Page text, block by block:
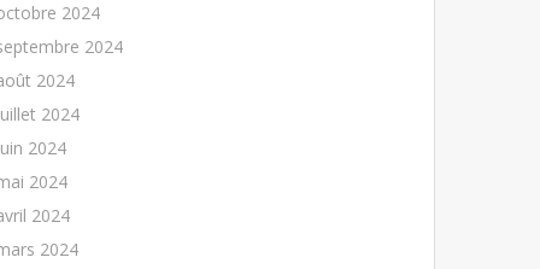
2024
2024
2024
2024
2024
2024
2024
2024